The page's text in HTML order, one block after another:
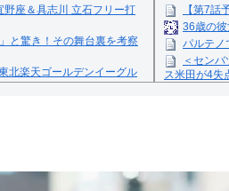
野座＆具志川 立石フリー打
と驚き！その舞台裏を考察
北楽天ゴールデンイーグル
【第7話
36歳の
パルテノ
＜セン
ス米田が4失